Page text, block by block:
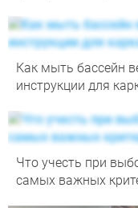
Как мыть бассейн
инструкции для
Что учесть при
самых важных